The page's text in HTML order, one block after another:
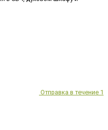
Отправка в течение 1